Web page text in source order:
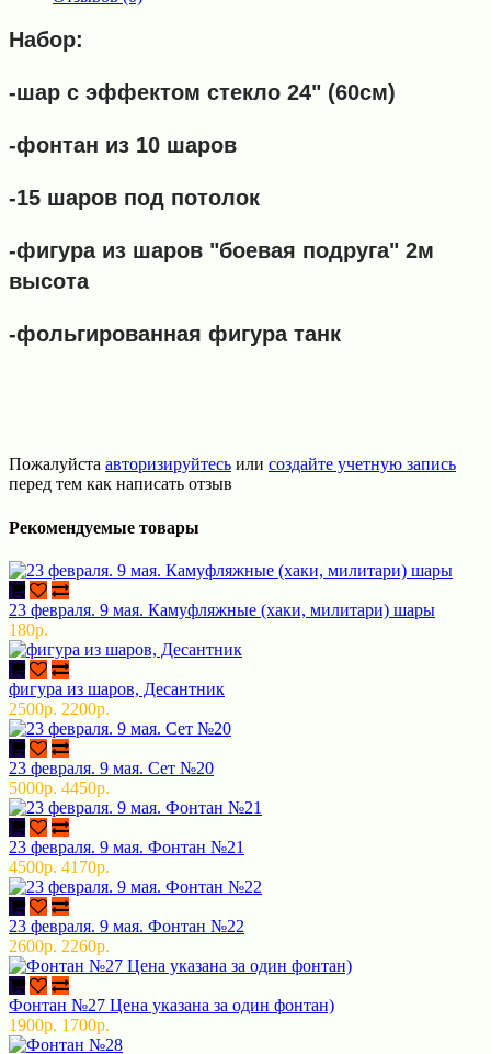
Набор:
-шар с эффектом стекло 24" (60см)
-фонтан из 10 шаров
-15 шаров под потолок
-фигура из шаров "боевая подруга" 2м
высота
-фольгированная фигура танк
Пожалуйста авторизируйтесь или создайте учетную запись
перед тем как написать отзыв
Рекомендуемые товары
23 февраля. 9 мая. Камуфляжные (хаки, милитари) шары
180р.
фигура из шаров, Десантник
2500р. 2200р.
23 февраля. 9 мая. Сет №20
5000р. 4450р.
23 февраля. 9 мая. Фонтан №21
4500р. 4170р.
23 февраля. 9 мая. Фонтан №22
2600р. 2260р.
Фонтан №27 Цена указана за один фонтан)
1900р. 1700р.